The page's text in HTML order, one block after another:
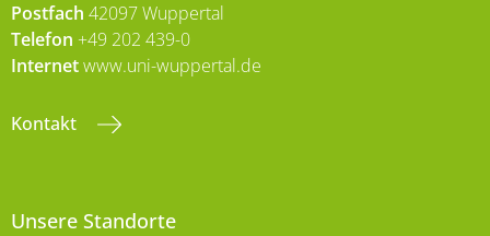
Postfach 42097 Wuppertal
Telefon +49 202 439-0
Internetwww.uni-wuppertal.de
Kontakt
Unsere Standorte